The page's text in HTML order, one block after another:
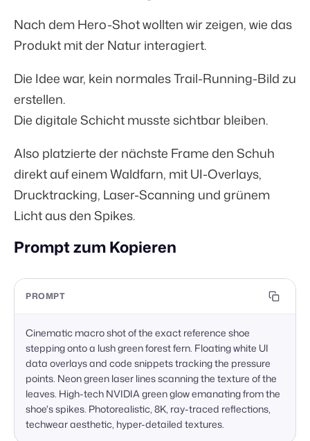
Nach dem Hero-Shot wollten wir zeigen, wie das
Produkt mit der Natur interagiert.
Die Idee war, kein normales Trail-Running-Bild zu
erstellen.
Die digitale Schicht musste sichtbar bleiben.
Also platzierte der nächste Frame den Schuh
direkt auf einem Waldfarn, mit UI-Overlays,
Drucktracking, Laser-Scanning und grünem
Licht aus den Spikes.
Prompt zum Kopieren
PROMPT
Cinematic macro shot of the exact reference shoe
stepping onto a lush green forest fern. Floating white UI
data overlays and code snippets tracking the pressure
points. Neon green laser lines scanning the texture of the
leaves. High-tech NVIDIA green glow emanating from the
shoe's spikes. Photorealistic, 8K, ray-traced reflections,
techwear aesthetic, hyper-detailed textures.